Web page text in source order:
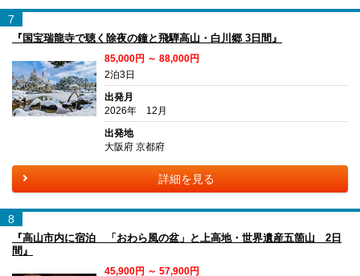
7
『国宝瑞龍寺で聴く除夜の鐘と飛騨高山・白川郷 3日間』
85,000円 ～ 88,000円
2泊3日
出発月
2026年 12月
出発地
大阪府 京都府
詳細を見る
8
『高山市内に宿泊 「おわら風の盆」と上高地・世界遺産五箇山 2日
間』
45,900円 ～ 57,900円